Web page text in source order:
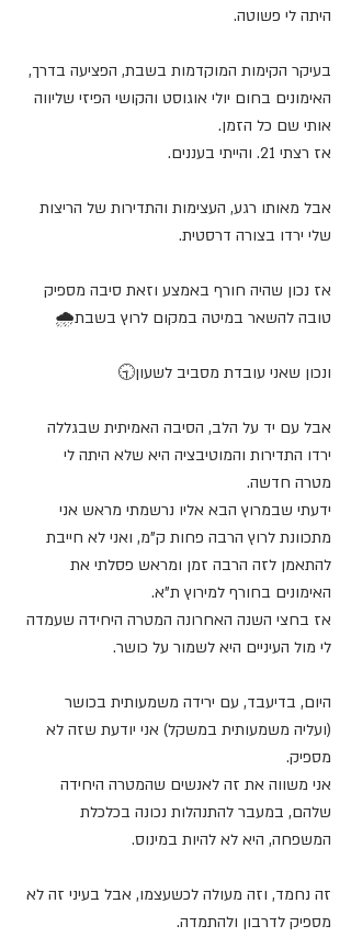
היתה לי פשוטה.
בעיקר הקימות המוקדמות בשבת, הפציעה בדרך,
האימונים בחום יולי אוגוסט והקושי הפיזי שליווה
אותי שם כל הזמן.
אז רצתי 21. והייתי בעננים.
אבל מאותו רגע, העצימות והתדירות של הריצות
שלי ירדו בצורה דרסטית.
אז נכון שהיה חורף באמצע וזאת סיבה מספיק
טובה להשאר במיטה במקום לרוץ בשבת🌧
ונכון שאני עובדת מסביב לשעון🕤
אבל עם יד על הלב, הסיבה האמיתית שבגללה
ירדו התדירות והמוטיבציה היא שלא היתה לי
מטרה חדשה.
ידעתי שבמרוץ הבא אליו נרשמתי מראש אני
מתכוונת לרוץ הרבה פחות ק"מ, ואני לא חייבת
להתאמן לזה הרבה זמן ומראש פסלתי את
האימונים בחורף למירוץ ת"א.
אז בחצי השנה האחרונה המטרה היחידה שעמדה
לי מול העיניים היא לשמור על כושר.
היום, בדיעבד, עם ירידה משמעותית בכושר
(ועליה משמעותית במשקל) אני יודעת שזה לא
מספיק.
אני משווה את זה לאנשים שהמטרה היחידה
שלהם, במעבר להתנהלות נכונה בכלכלת
המשפחה, היא לא להיות במינוס.
זה נחמד, וזה מעולה לכשעצמו, אבל בעיני זה לא
מספיק לדרבון ולהתמדה.